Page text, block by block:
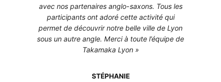
avec nos partenaires anglo-saxons. Tous les
participants ont adoré cette activité qui
permet de découvrir notre belle ville de Lyon
sous un autre angle. Merci à toute l’équipe de
Takamaka Lyon »
STÉPHANIE